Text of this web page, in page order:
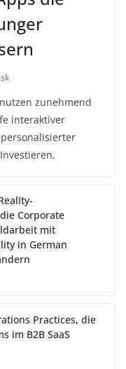
zunehmend
interaktiver
Corporate
mit
in German
Practices, die
im B2B SaaS